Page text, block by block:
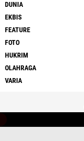
DUNIA
EKBIS
FEATURE
FOTO
HUKRIM
OLAHRAGA
VARIA